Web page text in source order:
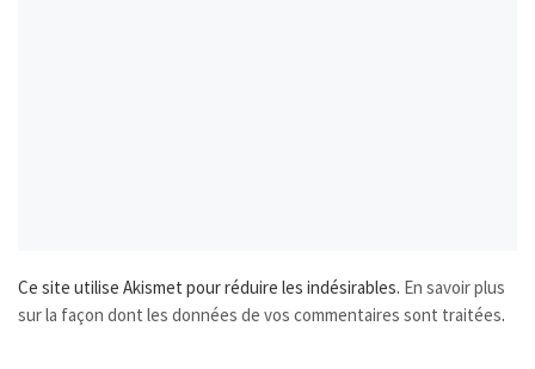
Ce site utilise Akismet pour réduire les indésirables. En savoir plus
sur la façon dont les données de vos commentaires sont traitées.